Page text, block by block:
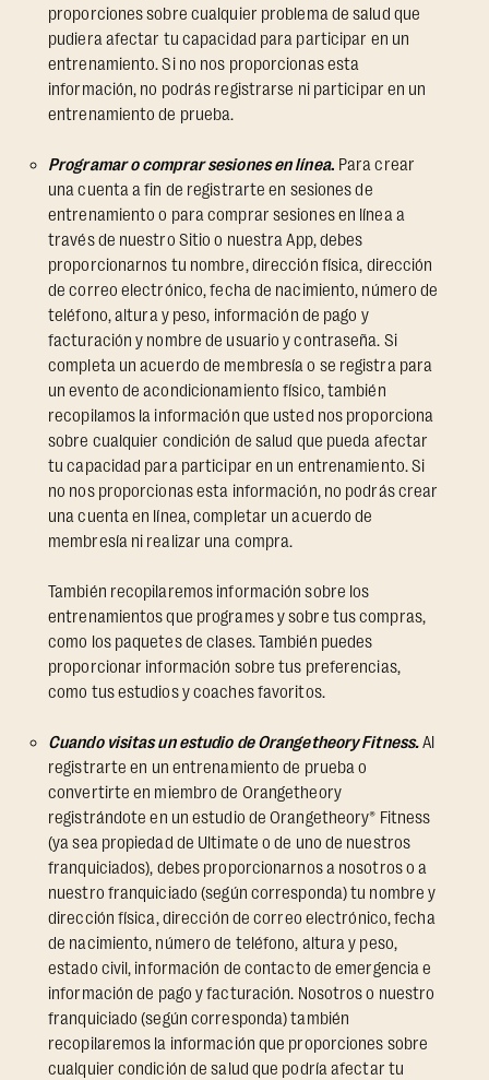
proporciones sobre cualquier problema de salud que
pudiera afectar tu capacidad para participar en un
entrenamiento. Si no nos proporcionas esta
información, no podrás registrarse ni participar en un
entrenamiento de prueba.
Programar o comprar sesiones en línea. Para crear
una cuenta a fin de registrarte en sesiones de
entrenamiento o para comprar sesiones en línea a
través de nuestro Sitio o nuestra App, debes
proporcionarnos tu nombre, dirección física, dirección
de correo electrónico, fecha de nacimiento, número de
teléfono, altura y peso, información de pago y
facturación y nombre de usuario y contraseña. Si
completa un acuerdo de membresía o se registra para
un evento de acondicionamiento físico, también
recopilamos la información que usted nos proporciona
sobre cualquier condición de salud que pueda afectar
tu capacidad para participar en un entrenamiento. Si
no nos proporcionas esta información, no podrás crear
una cuenta en línea, completar un acuerdo de
membresía ni realizar una compra.
También recopilaremos información sobre los
entrenamientos que programes y sobre tus compras,
como los paquetes de clases. También puedes
proporcionar información sobre tus preferencias,
como tus estudios y coaches favoritos.
Cuando visitas un estudio de Orangetheory Fitness.Al
registrarte en un entrenamiento de prueba o
convertirte en miembro de Orangetheory
registrándote en un estudio de Orangetheory® Fitness
(ya sea propiedad de Ultimate o de uno de nuestros
franquiciados), debes proporcionarnos a nosotros o a
nuestro franquiciado (según corresponda) tu nombre y
dirección física, dirección de correo electrónico, fecha
de nacimiento, número de teléfono, altura y peso,
estado civil, información de contacto de emergencia e
información de pago y facturación. Nosotros o nuestro
franquiciado (según corresponda) también
recopilaremos la información que proporciones sobre
cualquier condición de salud que podría afectar tu